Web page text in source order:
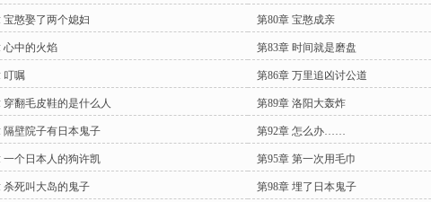
宝憨娶了两个媳妇 第80章 宝憨成亲
心中的火焰 第83章 时间就是磨盘
叮嘱 第86章 万里追凶讨公道
穿翻毛皮鞋的是什么人 第89章 洛阳大轰炸
隔壁院子有日本鬼子 第92章 怎么办……
一个日本人的狗许凯 第95章 第一次用毛巾
杀死叫大岛的鬼子 第98章 埋了日本鬼子